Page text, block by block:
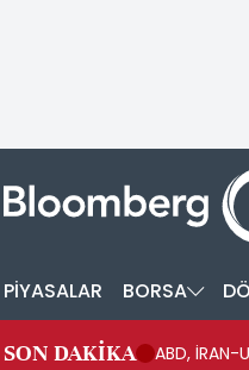
PİYASALAR BORSA
SON DAKİKA ABD, İRAN-